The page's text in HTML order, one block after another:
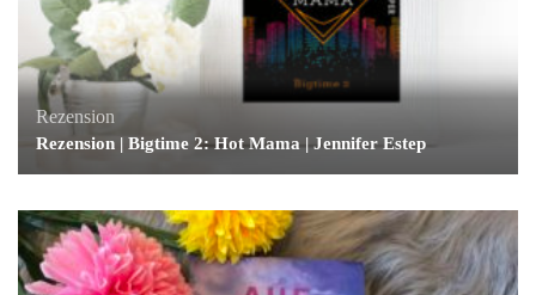
Rezension
Rezension | Bigtime 2: Hot Mama | Jennifer Estep